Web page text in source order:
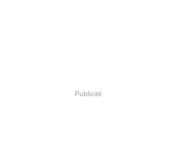
Publicité